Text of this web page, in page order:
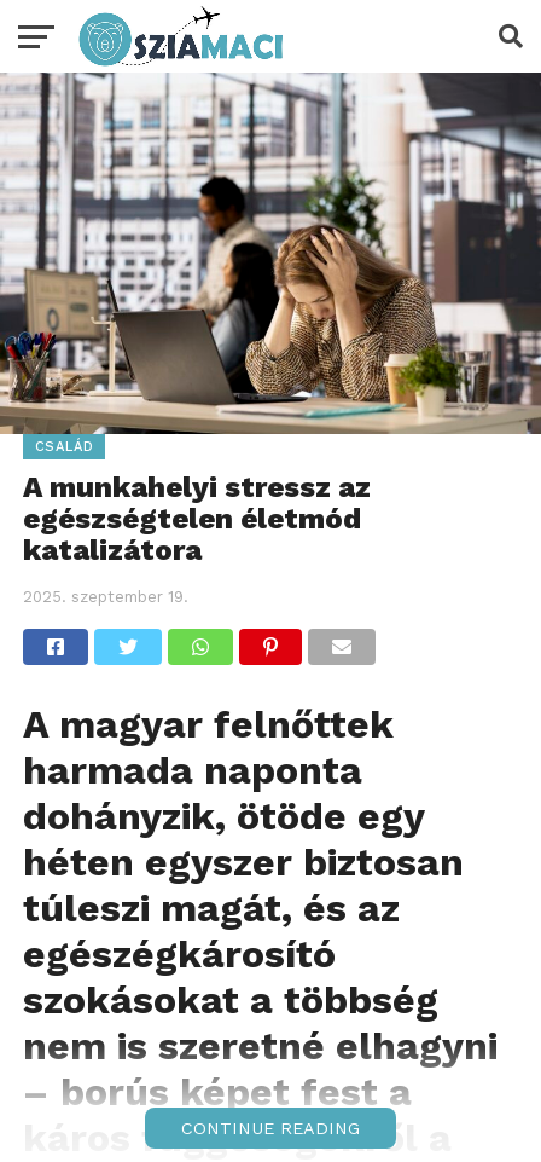
CSALÁD
A munkahelyi stressz az
egészségtelen életmód
katalizátora
2025. szeptember 19.
A magyar felnőttek
harmada naponta
dohányzik, ötöde egy
héten egyszer biztosan
túleszi magát, és az
egészégkárosító
szokásokat a többség
nem is szeretné elhagyni
– borús képet fest a
káros függőségekről a
CONTINUE READING